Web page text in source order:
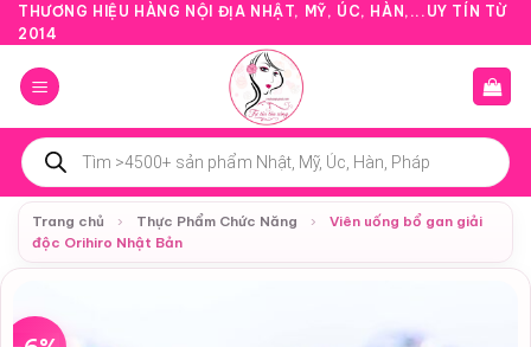
Bỏ
qua
nội
dung
THƯƠNG HIỆU HÀNG NỘI ĐỊA NHẬT, MỸ, ÚC, HÀN,...UY TÍN TỪ
2014
Tìm
kiếm
sản
phẩm
Trang chủ
› Thực Phẩm Chức Năng ›
Viên uống bổ gan giải
độc Orihiro Nhật Bản